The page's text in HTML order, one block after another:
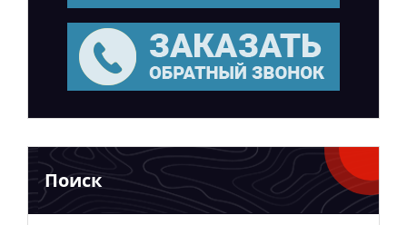
Поиск